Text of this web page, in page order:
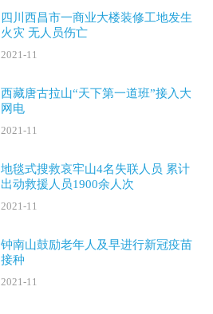
四川西昌市一商业大楼装修工地发生
火灾 无人员伤亡
2021-11
西藏唐古拉山“天下第一道班”接入大
网电
2021-11
地毯式搜救哀牢山4名失联人员 累计
出动救援人员1900余人次
2021-11
钟南山鼓励老年人及早进行新冠疫苗
接种
2021-11